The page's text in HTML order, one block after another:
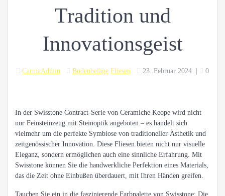
Tradition und
Innovationsgeist
CarmaAdmin Bodenbeläge Fliesen 23. Februar 2024 0
In der Swisstone Contract-Serie von Ceramiche Keope wird nicht
nur Feinsteinzeug mit Steinoptik angeboten – es handelt sich
vielmehr um die perfekte Symbiose von traditioneller Ästhetik und
zeitgenössischer Innovation. Diese Fliesen bieten nicht nur visuelle
Eleganz, sondern ermöglichen auch eine sinnliche Erfahrung. Mit
Swisstone können Sie die handwerkliche Perfektion eines Materials,
das die Zeit ohne Einbußen überdauert, mit Ihren Händen greifen.
Tauchen Sie ein in die faszinierende Farbpalette von Swisstone: Die